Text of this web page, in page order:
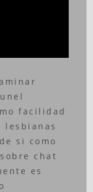
facilidad
lesbianas
si como
chat
es